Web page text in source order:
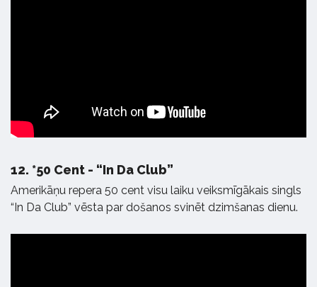
12. *50 Cent - “In Da Club”
Amerikāņu repera 50 cent visu laiku veiksmīgākais singls
“In Da Club” vēsta par došanos svinēt dzimšanas dienu.